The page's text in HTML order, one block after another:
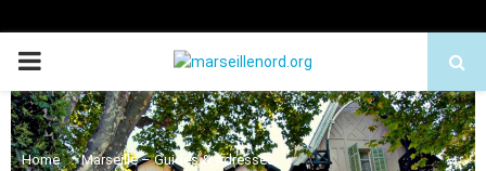
PRIMARY
MENU
Home
Marseille – Guides & Adresses